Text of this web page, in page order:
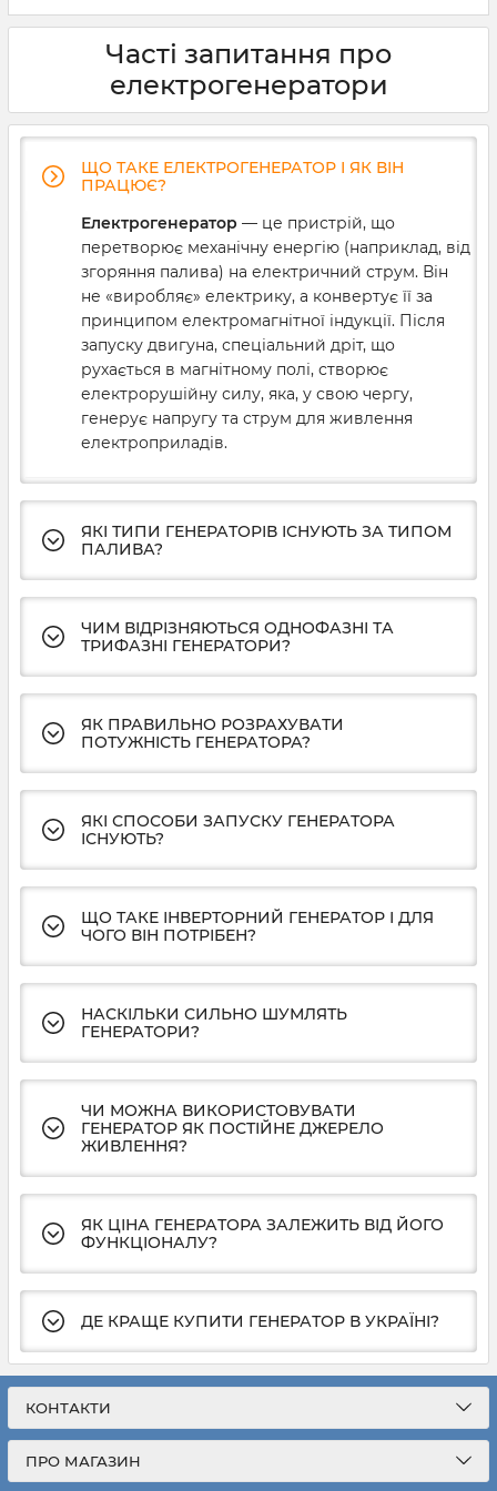
як вибрати генератор. Тривалі відключення
джерела живлення, й одними акумуляторами
обійтись не виходить. Розповідаємо, яким має бути
генератор для приватного будинку, невеликого
магазину чи кав’ярні.
Часті запитання про
електрогенератори
ЩО ТАКЕ ЕЛЕКТРОГЕНЕРАТОР І ЯК ВІН
ПРАЦЮЄ?
Електрогенератор — це пристрій, що
перетворює механічну енергію (наприклад, від
згоряння палива) на електричний струм. Він
не «виробляє» електрику, а конвертує її за
принципом електромагнітної індукції. Після
запуску двигуна, спеціальний дріт, що
рухається в магнітному полі, створює
електрорушійну силу, яка, у свою чергу,
генерує напругу та струм для живлення
електроприладів.
ЯКІ ТИПИ ГЕНЕРАТОРІВ ІСНУЮТЬ ЗА ТИПОМ
ПАЛИВА?
ЧИМ ВІДРІЗНЯЮТЬСЯ ОДНОФАЗНІ ТА
ТРИФАЗНІ ГЕНЕРАТОРИ?
ЯК ПРАВИЛЬНО РОЗРАХУВАТИ
ПОТУЖНІСТЬ ГЕНЕРАТОРА?
ЯКІ СПОСОБИ ЗАПУСКУ ГЕНЕРАТОРА
ІСНУЮТЬ?
ЩО ТАКЕ ІНВЕРТОРНИЙ ГЕНЕРАТОР І ДЛЯ
ЧОГО ВІН ПОТРІБЕН?
НАСКІЛЬКИ СИЛЬНО ШУМЛЯТЬ
ГЕНЕРАТОРИ?
ЧИ МОЖНА ВИКОРИСТОВУВАТИ
ГЕНЕРАТОР ЯК ПОСТІЙНЕ ДЖЕРЕЛО
ЖИВЛЕННЯ?
ЯК ЦІНА ГЕНЕРАТОРА ЗАЛЕЖИТЬ ВІД ЙОГО
ФУНКЦІОНАЛУ?
ДЕ КРАЩЕ КУПИТИ ГЕНЕРАТОР В УКРАЇНІ?
КОНТАКТИ
ПРО МАГАЗИН